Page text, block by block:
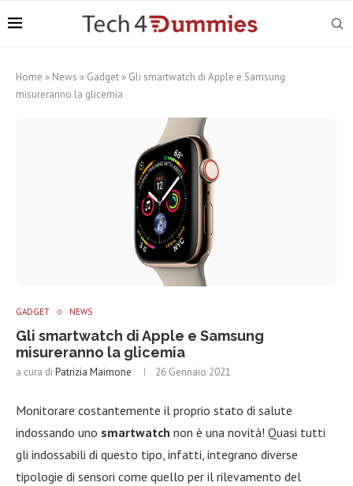
Home » News » Gadget » Gli smartwatch di Apple e Samsung
misureranno la glicemia
GADGET NEWS
Gli smartwatch di Apple e Samsung
misureranno la glicemia
a cura di Patrizia Maimone 26 Gennaio 2021
Monitorare costantemente il proprio stato di salute
indossando uno smartwatch non è una novità! Quasi tutti
gli indossabili di questo tipo, infatti, integrano diverse
tipologie di sensori come quello per il rilevamento del